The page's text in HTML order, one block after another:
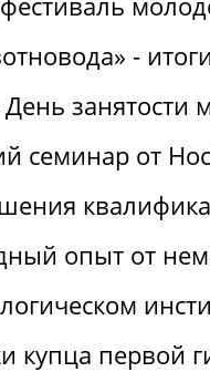
-
День занятости
семинар от
опыт от
купца первой